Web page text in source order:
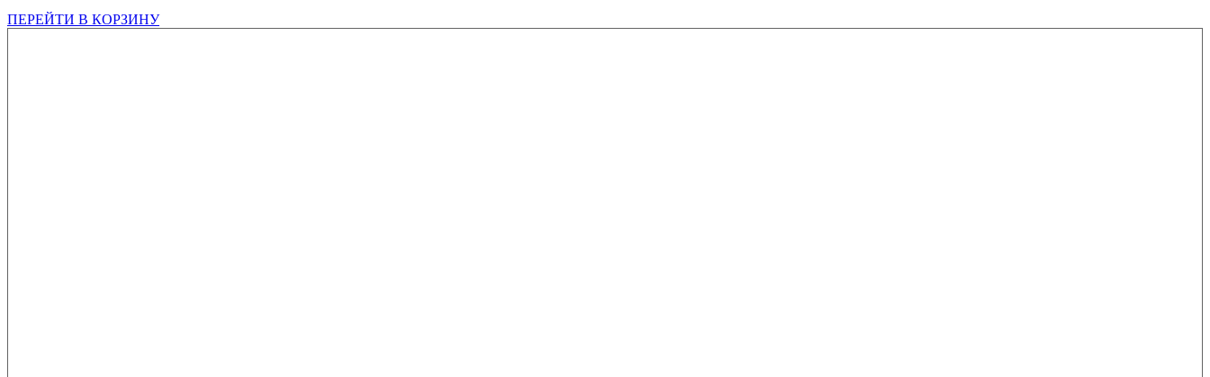
ПЕРЕЙТИ В КОРЗИНУ